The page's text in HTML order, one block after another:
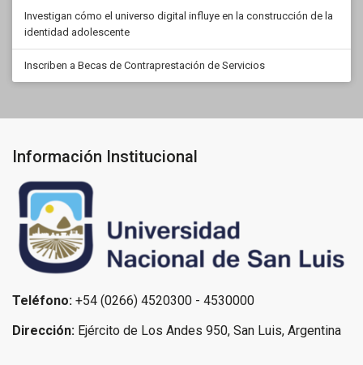
Investigan cómo el universo digital influye en la construcción de la
identidad adolescente
Inscriben a Becas de Contraprestación de Servicios
Información Institucional
Teléfono: +54 (0266) 4520300 - 4530000
Dirección: Ejército de Los Andes 950, San Luis, Argentina